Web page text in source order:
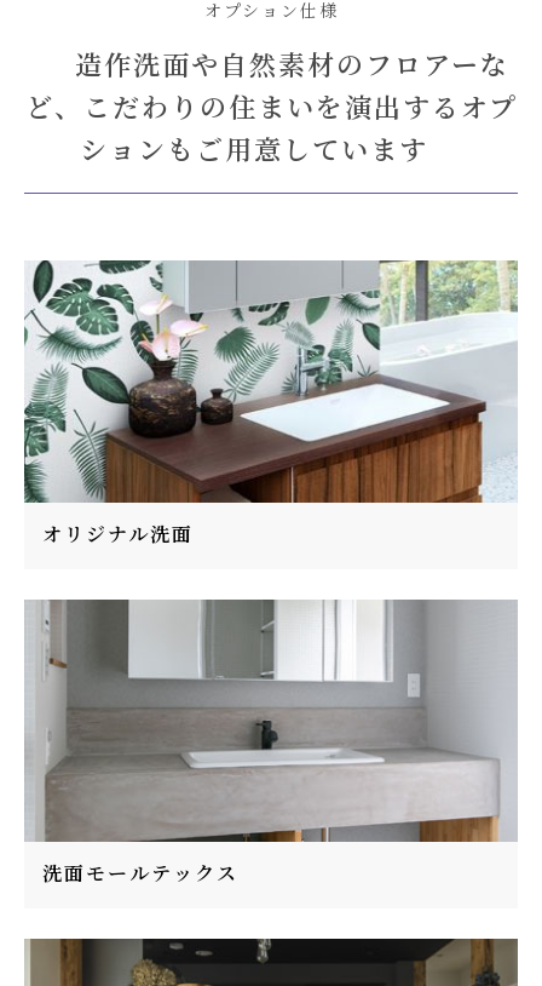
オプション仕様
造作洗面や自然素材のフロアーな
ど、こだわりの住まいを演出するオプ
ションもご用意しています
オリジナル洗面
洗面モールテックス